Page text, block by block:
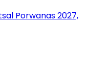
Porwanas 2027,